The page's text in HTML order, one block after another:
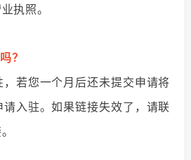
执照。
？
，若您一个月后还未提交申请将
入驻。如果链接失效了，请联